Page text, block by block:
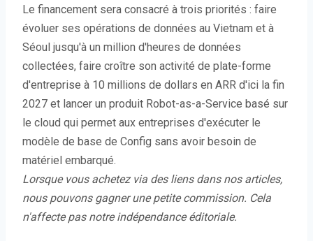
Le financement sera consacré à trois priorités : faire
évoluer ses opérations de données au Vietnam et à
Séoul jusqu'à un million d'heures de données
collectées, faire croître son activité de plate-forme
d'entreprise à 10 millions de dollars en ARR d'ici la fin
2027 et lancer un produit Robot-as-a-Service basé sur
le cloud qui permet aux entreprises d'exécuter le
modèle de base de Config sans avoir besoin de
matériel embarqué.
Lorsque vous achetez via des liens dans nos articles,
nous pouvons gagner une petite commission. Cela
n'affecte pas notre indépendance éditoriale.